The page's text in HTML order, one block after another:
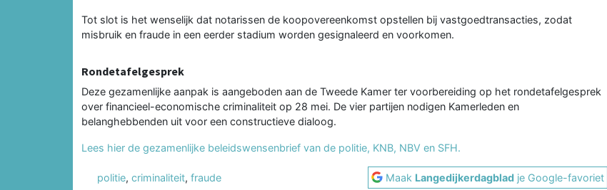
Tot slot is het wenselijk dat notarissen de koopovereenkomst opstellen bij vastgoedtransacties, zodat
misbruik en fraude in een eerder stadium worden gesignaleerd en voorkomen.
Rondetafelgesprek
Deze gezamenlijke aanpak is aangeboden aan de Tweede Kamer ter voorbereiding op het rondetafelgesprek
over financieel-economische criminaliteit op 28 mei. De vier partijen nodigen Kamerleden en
belanghebbenden uit voor een constructieve dialoog.
Lees hier de gezamenlijke beleidswensenbrief van de politie, KNB, NBV en SFH.
politie, criminaliteit, fraude Maak Langedijkerdagblad je Google-favoriet